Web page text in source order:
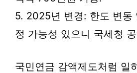
5. 2025년 변경: 한도 변동
정 가능성 있으니 국세청
국민연금 감액제도처럼 일